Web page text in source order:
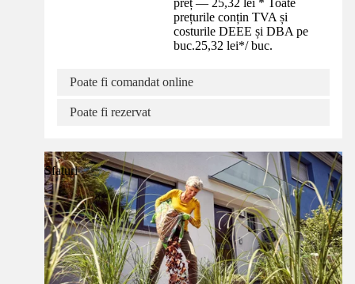
preț — 25,32 lei * Toate
prețurile conțin TVA și
costurile DEEE și DBA pe
buc.25,32 lei*/ buc.
Poate fi comandat online
Poate fi rezervat
Sfaturi